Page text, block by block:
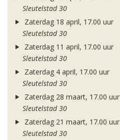
Sleutelstad 30
Zaterdag 18 april, 17.00 uur
Sleutelstad 30
Zaterdag 11 april, 17.00 uur
Sleutelstad 30
Zaterdag 4 april, 17.00 uur
Sleutelstad 30
Zaterdag 28 maart, 17.00 uur
Sleutelstad 30
Zaterdag 21 maart, 17.00 uur
Sleutelstad 30